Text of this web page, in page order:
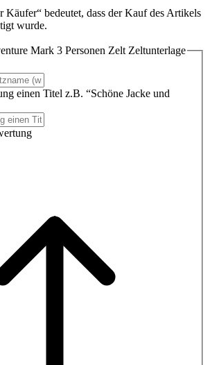
bedeutet, dass der Kauf des Artikels
wurde.
Mark 3 Personen Zelt Zeltunterlage
einen Titel z.B. “Schöne Jacke und